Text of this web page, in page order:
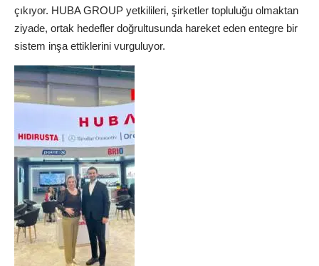
çıkıyor. HUBA GROUP yetkilileri, şirketler topluluğu olmaktan
ziyade, ortak hedefler doğrultusunda hareket eden entegre bir
sistem inşa ettiklerini vurguluyor.